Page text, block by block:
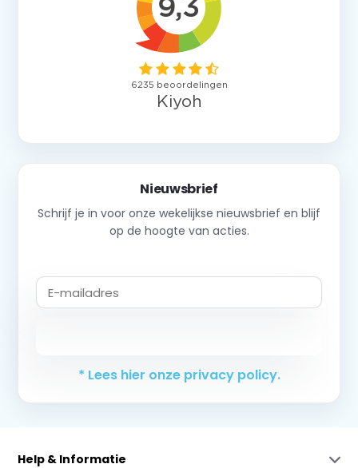
Nieuwsbrief
Schrijf je in voor onze wekelijkse nieuwsbrief en blijf
op de hoogte van acties.
* Lees hier onze privacy policy.
Help & Informatie